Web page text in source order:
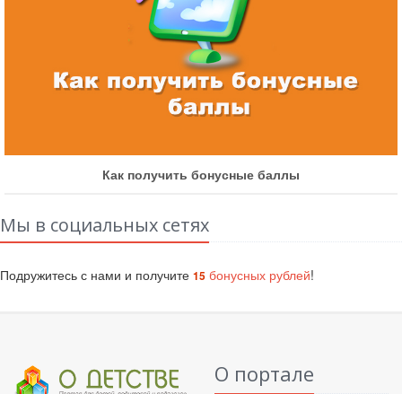
Как получить бонусные баллы
Мы в социальных сетях
Подружитесь с нами и получите 15 бонусных рублей!
О портале